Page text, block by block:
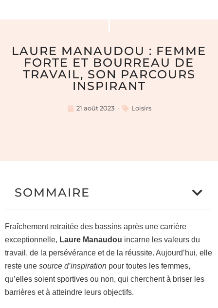
LAURE MANAUDOU : FEMME
FORTE ET BOURREAU DE
TRAVAIL, SON PARCOURS
INSPIRANT
21 août 2023 Loisirs
SOMMAIRE
Fraîchement retraitée des bassins après une carrière
exceptionnelle, Laure Manaudou incarne les valeurs du
travail, de la persévérance et de la réussite. Aujourd’hui, elle
reste une source d’inspiration pour toutes les femmes,
qu’elles soient sportives ou non, qui cherchent à briser les
barrières et à atteindre leurs objectifs.